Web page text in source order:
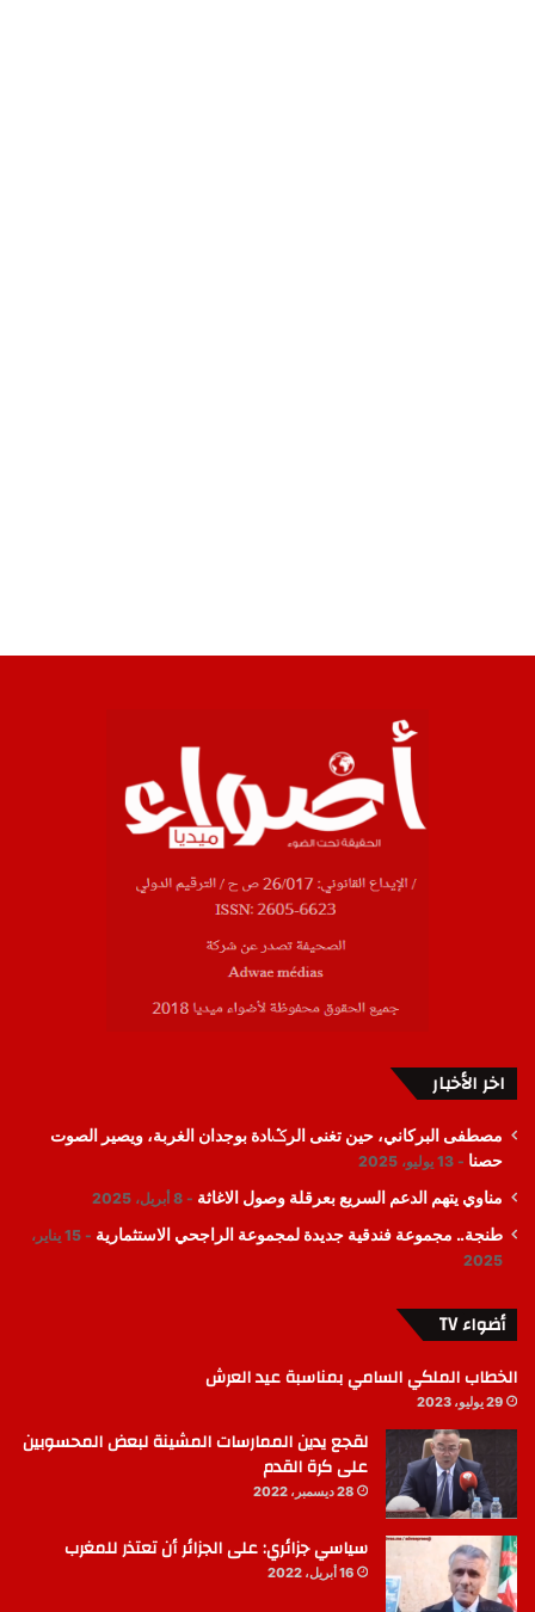
اخر الأخبار
مصطفى البركاني، حين تغنى الرݣادة بوجدان الغربة، ويصير الصوت
حصنا
13 يوليو، 2025
مناوي يتهم الدعم السريع بعرقلة وصول الاغاثة 8 أبريل، 2025
طنجة.. مجموعة فندقية جديدة لمجموعة الراجحي الاستثمارية
15 يناير،
2025
أضواء TV
الخطاب الملكي السامي بمناسبة عيد العرش
29 يوليو، 2023
لقجع يدين الممارسات المشينة لبعض المحسوبين
على كرة القدم
28 ديسمبر، 2022
سياسي جزائري: على الجزائر أن تعتذر للمغرب
16 أبريل، 2022